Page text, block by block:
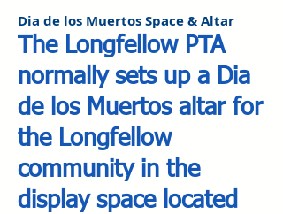
Dia de los Muertos Space & Altar
The Longfellow PTA
normally sets up a Dia
de los Muertos altar for
the Longfellow
community in the
display space located